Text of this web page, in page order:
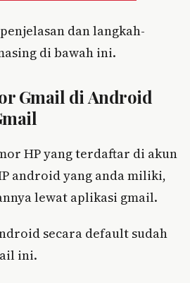
dan langkah-
di bawah ini.
Gmail di Android
HP yang terdaftar di akun
android yang anda miliki,
lewat aplikasi gmail.
secara default sudah
ini.